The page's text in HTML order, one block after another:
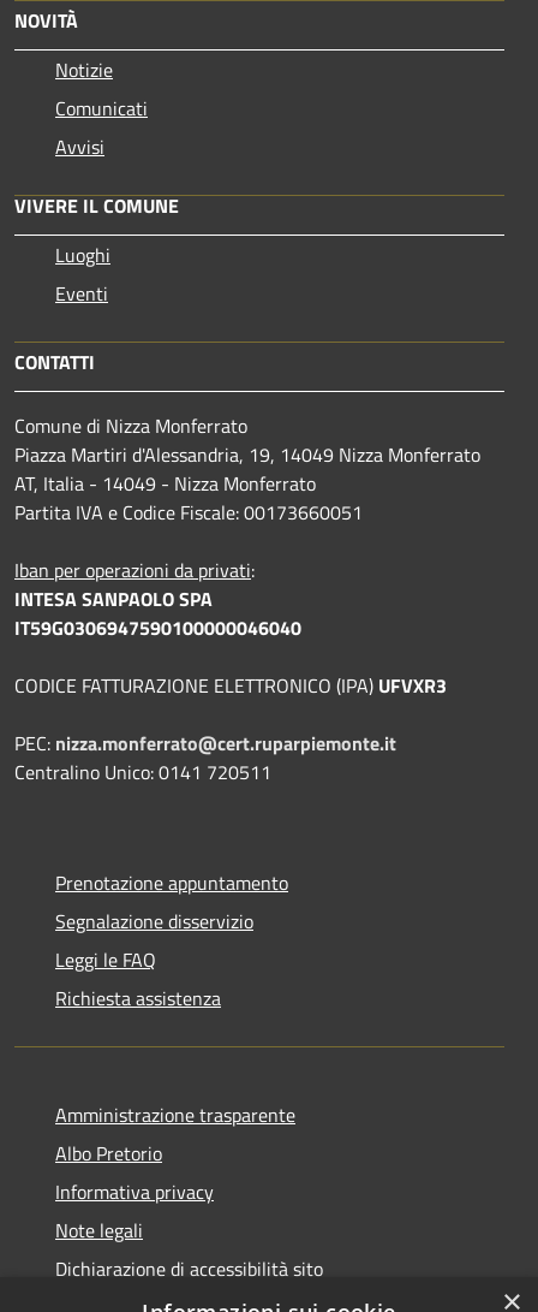
NOVITÀ
Notizie
Comunicati
Avvisi
VIVERE IL COMUNE
Luoghi
Eventi
CONTATTI
Comune di Nizza Monferrato
Piazza Martiri d'Alessandria, 19, 14049 Nizza Monferrato
AT, Italia - 14049 - Nizza Monferrato
Partita IVA e Codice Fiscale: 00173660051
Iban per operazioni da privati:
INTESA SANPAOLO SPA
IT59G0306947590100000046040
CODICE FATTURAZIONE ELETTRONICO (IPA) UFVXR3
PEC: nizza.monferrato@cert.ruparpiemonte.it
Centralino Unico: 0141 720511
Prenotazione appuntamento
Segnalazione disservizio
Leggi le FAQ
Richiesta assistenza
Amministrazione trasparente
Albo Pretorio
Informativa privacy
Note legali
Dichiarazione di accessibilità sito
×